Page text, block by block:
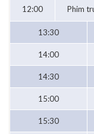
12:00 Phim
13:30
14:00
14:30
15:00
15:30